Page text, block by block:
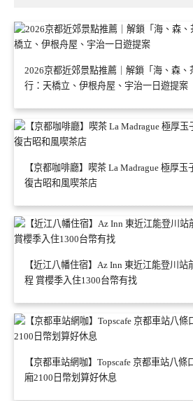
2026京都近郊景點推薦｜解鎖「海、森、
行：天橋立、伊根舟屋、宇治一日遊提案
【京都咖啡廳】喫茶 La Madrague 極厚
復古昭和風喫茶店
【近江八幡住宿】Az Inn 東近江能登川站
程 賞櫻季入住1300台幣有找
【京都車站網咖】Topscafe 京都車站八
廂2100日幣划算好休息